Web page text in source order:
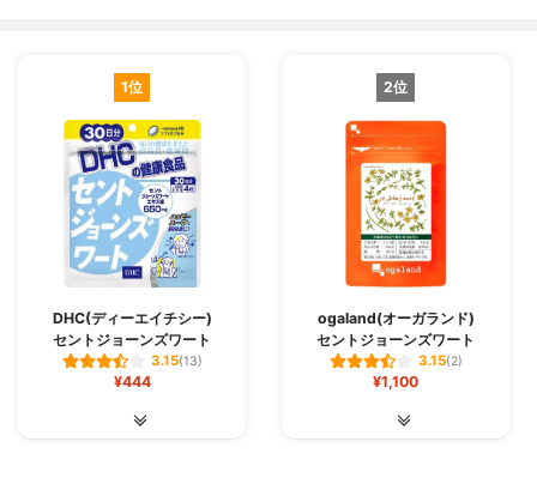
栄養面でもとても優秀です✨
気分の問題もあるかと思いますが、このサプリを飲むとイ
ライラも
落ち着いて、気分が和らぐ感じがしました✨
気分が乗らない時におすすめのサプリです?
1位
DHC(ディーエイチシー)
セントジョーンズワート
3.15(13)
¥444
2位
ogaland(オーガランド)
セントジョーンズワート
3.15(2)
¥1,100